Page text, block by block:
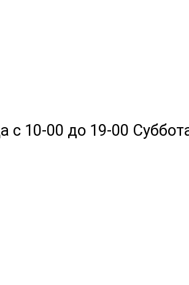
10-00 до 19-00